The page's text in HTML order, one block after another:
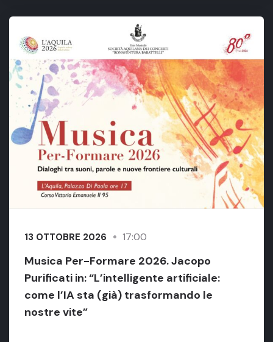
13 OTTOBRE 2026 17:00
Musica Per-Formare 2026. Jacopo
Purificati in: “L’intelligente artificiale:
come l’IA sta (già) trasformando le
nostre vite”